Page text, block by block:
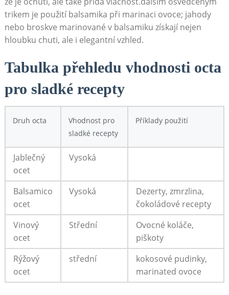
trikem je použití balsamika při marinaci ovoce; jahody
nebo‌ broskve marinované v balsamiku‍ získají nejen
hloubku chuti, ale i elegantní vzhled.
Tabulka přehledu vhodnosti octa
‍pro ​sladké recepty
Druh octa
Vhodnost pro
sladké recepty
Příklady použití
Jablečný
‍ocet
Vysoká
Balsamico
ocet
Vysoká
Dezerty,⁤ zmrzlina,
čokoládové recepty
Vinový
ocet
Střední
Ovocné koláče, ​
piškoty
Rýžový
ocet
střední
kokosové pudinky, ​
marinated ovoce